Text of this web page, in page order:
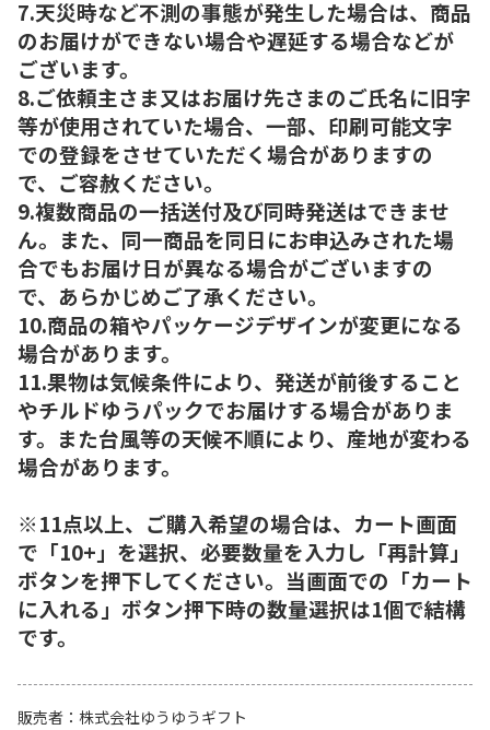
7.天災時など不測の事態が発生した場合は、商品
のお届けができない場合や遅延する場合などが
ございます。
8.ご依頼主さま又はお届け先さまのご氏名に旧字
等が使用されていた場合、一部、印刷可能文字
での登録をさせていただく場合がありますの
で、ご容赦ください。
9.複数商品の一括送付及び同時発送はできませ
ん。また、同一商品を同日にお申込みされた場
合でもお届け日が異なる場合がございますの
で、あらかじめご了承ください。
10.商品の箱やパッケージデザインが変更になる
場合があります。
11.果物は気候条件により、発送が前後すること
やチルドゆうパックでお届けする場合がありま
す。また台風等の天候不順により、産地が変わる
場合があります。
※11点以上、ご購入希望の場合は、カート画面
で「10+」を選択、必要数量を入力し「再計算」
ボタンを押下してください。当画面での「カート
に入れる」ボタン押下時の数量選択は1個で結構
です。
販売者
株式会社ゆうゆうギフト